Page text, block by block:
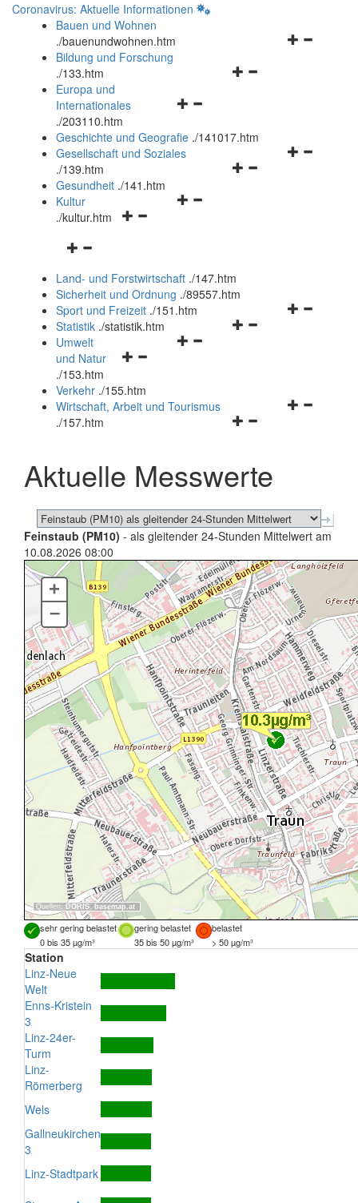
Coronavirus: Aktuelle Informationen
Bauen und Wohnen
./bauenundwohnen.htm
Navigationsmenü
Bildung und Forschung
./133.htm
Navigationsmenü
und
schließen
Europa und
Internationales
./203110.htm
Geschichte und Geografie ./141017.htm
Navigationsmenü
Gesellschaft und Soziales
./139.htm
Navigationsmenü
Gesundheit ./141.htm
Navigationsmenü
Kultur
./kultur.htm
Navigationsmenü
und
schließen
Land- und Forstwirtschaft ./147.htm
Sicherheit und Ordnung ./89557.htm
Navigationsmenü
Sport und Freizeit ./151.htm
Navigationsmenü
Statistik ./statistik.htm
Navigationsmenü
und
schließen
Umwelt
und Natur
./153.htm
Verkehr ./155.htm
Navigationsmenü
schließen
Wirtschaft, Arbeit und Tourismus
./157.htm
Aktuelle Messwerte
Feinstaub (PM10) - als gleitender 24-Stunden Mittelwert am
10.08.2026 08:00
Quellen: DORIS, basemap.at
+
–
sehr gering belastet gering belastet
belastet
0 bis 35 µg/m³
35 bis 50 µg/m³ > 50 µg/m³
Station
Linz-Neue
Welt
Enns-Kristein
3
Linz-24er-
Turm
Linz-
Römerberg
Wels
Gallneukirchen
3
Linz-Stadtpark